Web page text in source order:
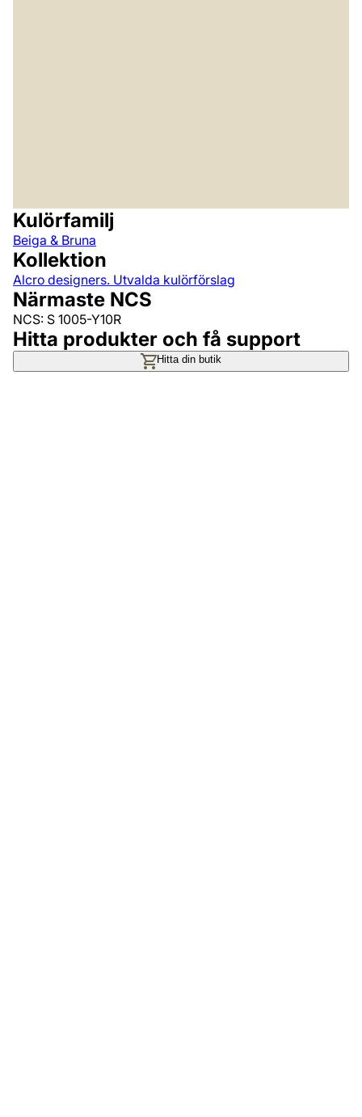
Kulörfamilj
Beiga & Bruna
Kollektion
Alcro designers. Utvalda kulörförslag
Närmaste NCS
NCS: S 1005-Y10R
Hitta produkter och få support
Hitta din butik